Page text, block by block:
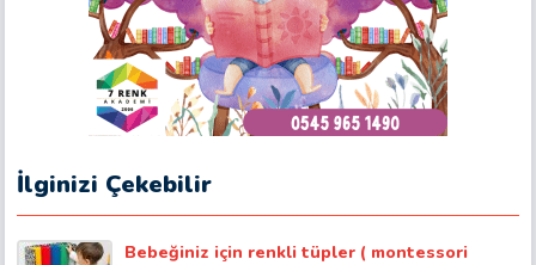
İlginizi Çekebilir
Bebeğiniz için renkli tüpler ( montessori